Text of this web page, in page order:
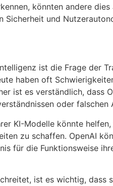
könnten andere
Sicherheit und
ist die Frage der
haben oft
ist es verständlich, dass
oder falschen
KI-Modelle könnte
zu schaffen. OpenAI
für die Funktionsweise
ist es wichtig, dass